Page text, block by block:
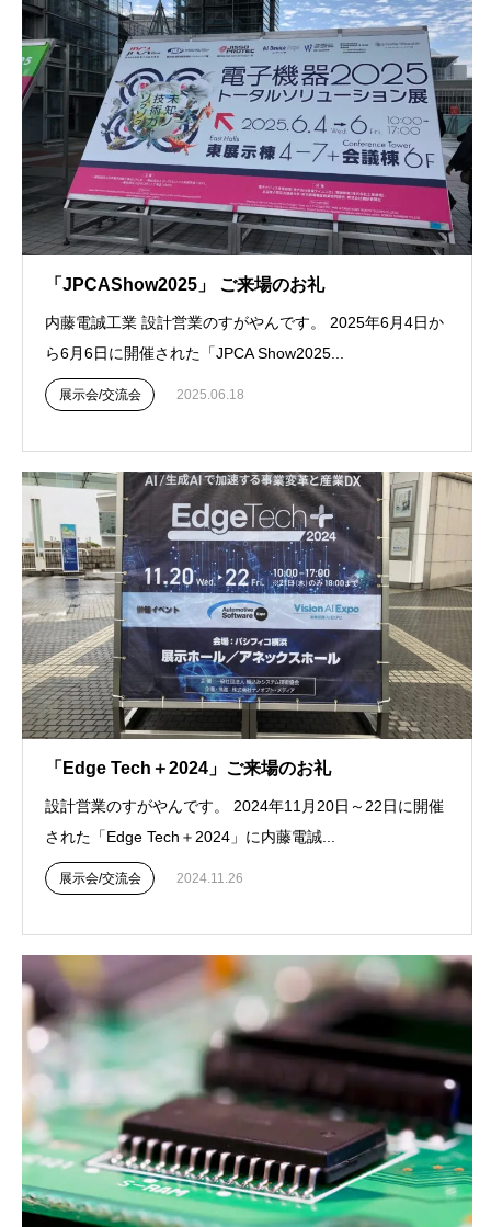
「JPCAShow2025」 ご来場のお礼
内藤電誠工業 設計営業のすがやんです。 2025年6月4日か
ら6月6日に開催された「JPCA Show2025...
展示会/交流会 2025.06.18
「Edge Tech＋2024」ご来場のお礼
設計営業のすがやんです。 2024年11月20日～22日に開催
された「Edge Tech＋2024」に内藤電誠...
展示会/交流会 2024.11.26